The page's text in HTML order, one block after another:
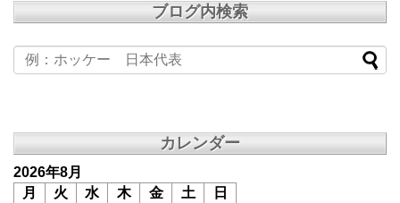
ブログ内検索
カレンダー
2026年8月
月
火 水 木 金 土
日